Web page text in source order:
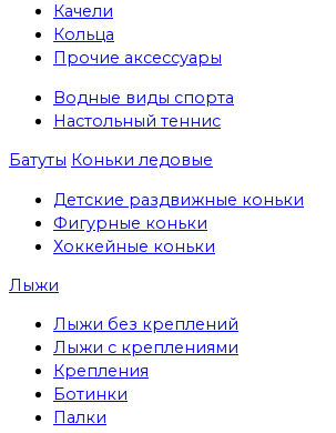
Качели
Кольца
Прочие аксессуары
Водные виды спорта
Настольный теннис
Батуты Коньки ледовые
Детские раздвижные коньки
Фигурные коньки
Хоккейные коньки
Лыжи
Лыжи без креплений
Лыжи с креплениями
Крепления
Ботинки
Палки